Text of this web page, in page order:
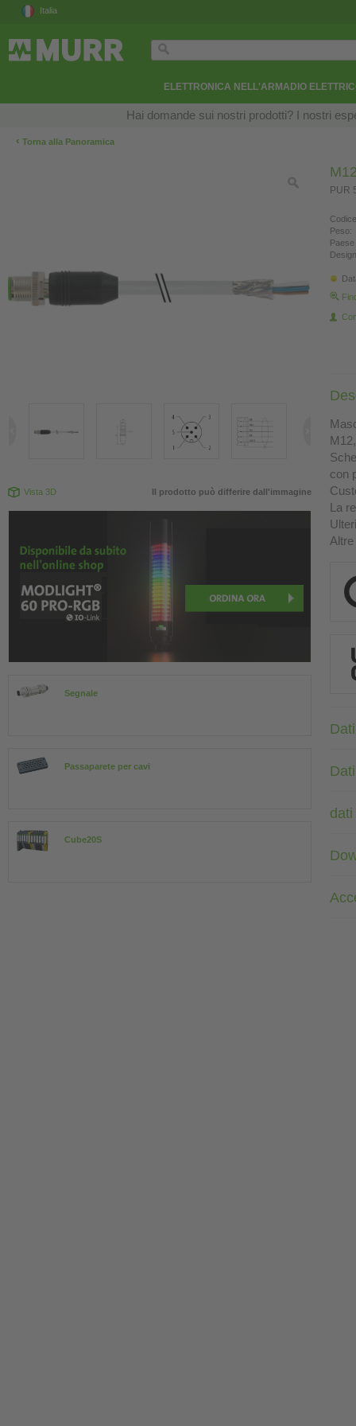
Italia
ELETTRONICA NELL'ARMADIO
Hai domande sui nostri prodotti? I nostri
‹ Torna alla Panoramica
Vista 3D Il prodotto può differire dall'immagine
Segnale
Passaparete per cavi
Cube20S
PUR
Peso:
con
La